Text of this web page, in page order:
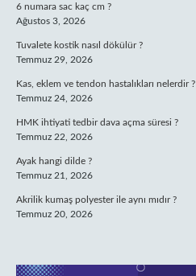
6 numara sac kaç cm ?
Ağustos 3, 2026
Tuvalete kostik nasıl dökülür ?
Temmuz 29, 2026
Kas, eklem ve tendon hastalıkları nelerdir ?
Temmuz 24, 2026
HMK ihtiyati tedbir dava açma süresi ?
Temmuz 22, 2026
Ayak hangi dilde ?
Temmuz 21, 2026
Akrilik kumaş polyester ile aynı mıdır ?
Temmuz 20, 2026